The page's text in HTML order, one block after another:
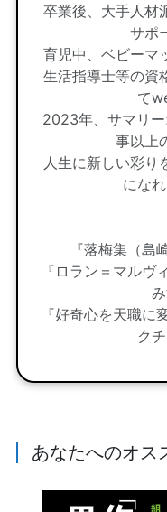
卒業後、大手人材
サポ
育児中、ベビーマ
生活指導士等の資
て
2023年、サマリ
事以上
人生に新しい彩り
にな
『落梅集（島
『ロラン＝マル
『好奇心を天職
ク
あなたへのオス